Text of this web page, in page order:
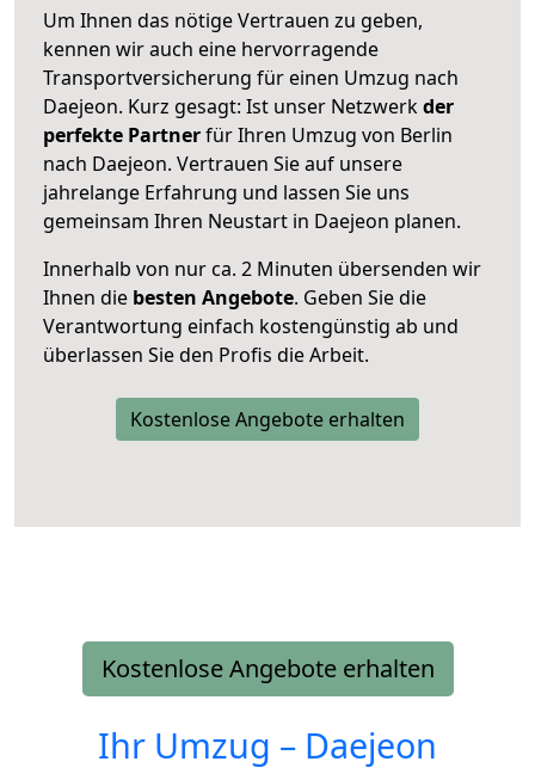
Um Ihnen das nötige Vertrauen zu geben,
kennen wir auch eine hervorragende
Transportversicherung für einen Umzug nach
Daejeon. Kurz gesagt: Ist unser Netzwerkder
perfekte Partnerfür Ihren Umzug von Berlin
nach Daejeon. Vertrauen Sie auf unsere
jahrelange Erfahrung und lassen Sie uns
gemeinsam Ihren Neustart in Daejeon planen.
Innerhalb von nur ca. 2 Minuten übersenden wir
Ihnen die besten Angebote. Geben Sie die
Verantwortung einfach kostengünstig ab und
überlassen Sie den Profis die Arbeit.
Kostenlose Angebote erhalten
Kostenlose Angebote erhalten
Ihr Umzug – Daejeon